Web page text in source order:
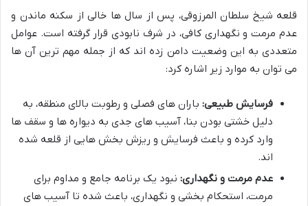
قلعه شیخ سلطان المرزوقی، پس از سال ها خالی از سکنه ماندن و
عدم مرمت و نگهداری کافی، در شرف نابودی قرار گرفته است. عوامل
متعددی به این وضعیت دامن زده اند که از جمله مهم ترین آن ها
می توان به موارد زیر اشاره کرد:
فرسایش طبیعی: باران های فصلی و رطوبت بالای منطقه، به
دلیل خشتی بودن بنا، آسیب های جدی به دیواره ها و سقف ها
وارد کرده و باعث فرسایش و ریزش بخش هایی از قلعه شده
اند.
عدم مرمت و نگهداری: نبود یک برنامه جامع و مداوم برای
مرمت، استحکام بخشی و نگهداری، باعث شده تا آسیب های